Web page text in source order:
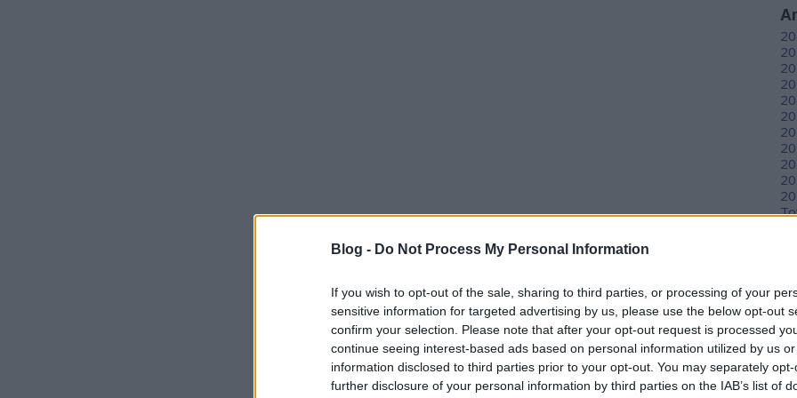
Blog - Do Not Process My Personal Information
If you wish to opt-out of the sale, sharing to third parties, or processing of your
sensitive information for targeted advertising by us, please use the below opt-out
confirm your selection. Please note that after your opt-out request is processed
continue seeing interest-based ads based on personal information utilized by us
information disclosed to third parties prior to your opt-out. You may separately
further disclosure of your personal information by third parties on the IAB’s list of
(